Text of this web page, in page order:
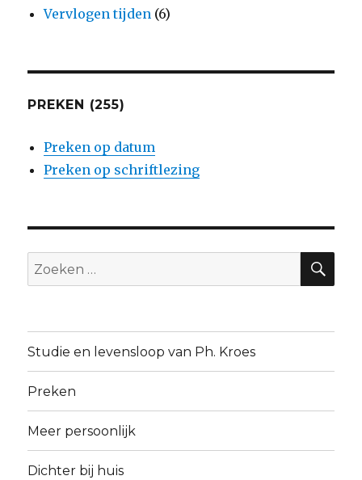
Vervlogen tijden (6)
PREKEN (255)
Preken op datum
Preken op schriftlezing
Zoeken
naar:
Studie en levensloop van Ph. Kroes
Preken
Meer persoonlijk
Dichter bij huis